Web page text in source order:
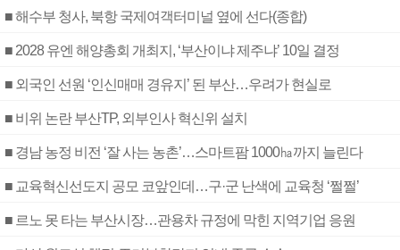
■ 해수부 청사, 북항 국제여객터미널 옆에 선다(종합)
■ 2028 유엔 해양총회 개최지, ‘부산이냐 제주냐’ 10일 결정
■ 외국인 선원 ‘인신매매 경유지’ 된 부산…우려가 현실로
■ 비위 논란 부산TP, 외부인사 혁신위 설치
■ 경남 농정 비전 ‘잘 사는 농촌’…스마트팜 1000㏊까지 늘린다
■ 교육혁신선도지 공모 코앞인데…구·군 난색에 교육청 ‘쩔쩔’
■ 르노 못 타는 부산시장…관용차 규정에 막힌 지역기업 응원